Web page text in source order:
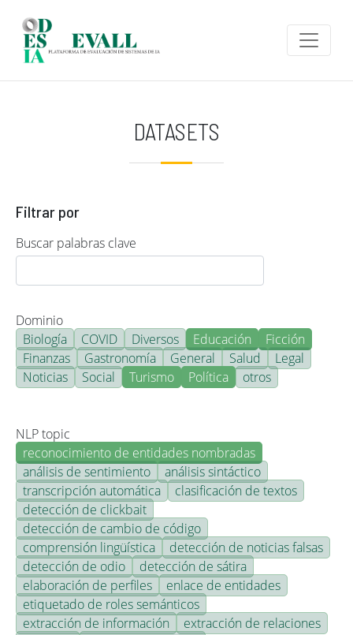
DATASETS
Filtrar por
Buscar palabras clave
Dominio
Biología
COVID Diversos Educación
Ficción
Finanzas
Gastronomía General Salud
Legal
Noticias
Social Turismo Política otros
NLP topic
reconocimiento de entidades nombradas
análisis de sentimiento
análisis sintáctico
transcripción automática
clasificación de textos
detección de clickbait
detección de cambio de código
comprensión lingüística
detección de noticias falsas
detección de odio
detección de sátira
elaboración de perfiles
enlace de entidades
etiquetado de roles semánticos
extracción de información
extracción de relaciones